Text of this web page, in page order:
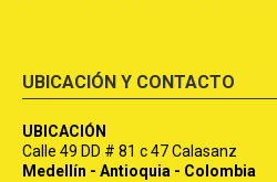
UBICACIÓN Y CONTACTO
UBICACIÓN
Calle 49 DD # 81 c 47 Calasanz
Medellín - Antioquia - Colombia